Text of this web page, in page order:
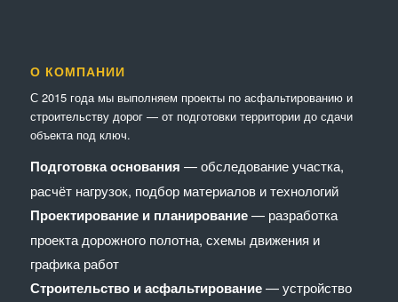
О КОМПАНИИ
С 2015 года мы выполняем проекты по асфальтированию и
строительству дорог — от подготовки территории до сдачи
объекта под ключ.
Подготовка основания — обследование участка,
расчёт нагрузок, подбор материалов и технологий
Проектирование и планирование— разработка
проекта дорожного полотна, схемы движения и
графика работ
Строительство и асфальтирование— устройство